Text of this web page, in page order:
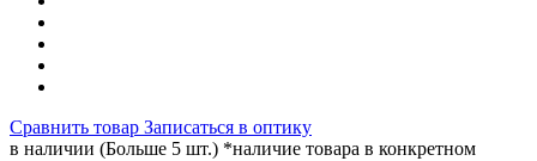
Сравнить товар Записаться в оптику
в наличии (Больше 5 шт.) *наличие товара в конкретном